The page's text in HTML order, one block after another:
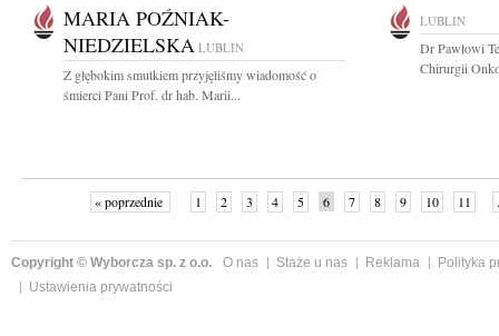
MARIA POŹNIAK-
NIEDZIELSKA LUBLIN
Z głębokim smutkiem przyjęliśmy wiadomość o
śmierci Pani Prof. dr hab. Marii...
LUBLIN
Dr Pawłowi
Chirurgii
« poprzednie 1 2 3 4 5 6 7 8 9 10 11
Copyright © Wyborcza sp. z o.o. O nas Staże u nas Reklama
Polityka
Ustawienia prywatności